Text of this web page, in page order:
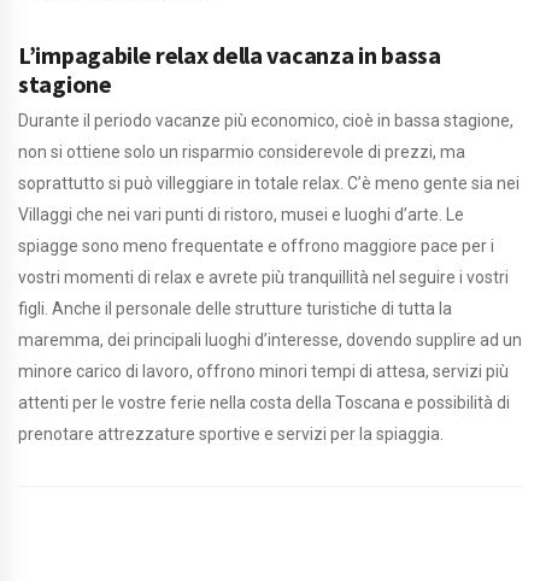
L’impagabile relax della vacanza in bassa
stagione
Durante il periodo vacanze più economico, cioè in bassa stagione,
non si ottiene solo un risparmio considerevole di prezzi, ma
soprattutto si può villeggiare in totale relax. C’è meno gente sia nei
Villaggi che nei vari punti di ristoro, musei e luoghi d’arte. Le
spiagge sono meno frequentate e offrono maggiore pace per i
vostri momenti di relax e avrete più tranquillità nel seguire i vostri
figli. Anche il personale delle strutture turistiche di tutta la
maremma, dei principali luoghi d’interesse, dovendo supplire ad un
minore carico di lavoro, offrono minori tempi di attesa, servizi più
attenti per le vostre ferie nella costa della Toscana e possibilità di
prenotare attrezzature sportive e servizi per la spiaggia.